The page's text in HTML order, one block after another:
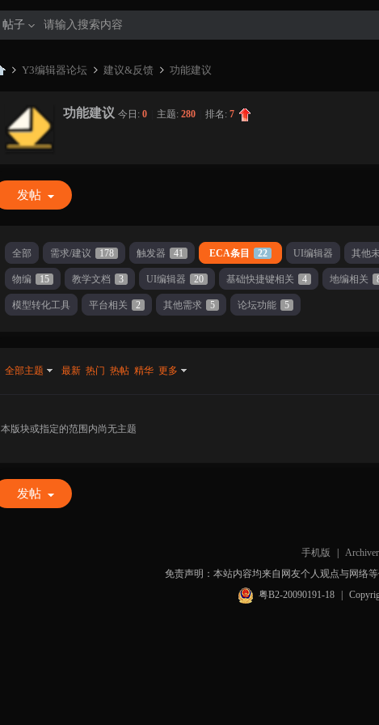
帖子
»
Y3编辑器论坛 建议&反馈 功能建议
功能建议 今日:0 主题:280 排名:7
发帖
全部 需求/建议 178 触发器 41 ECA条目 22 UI编辑器 其他
物编 15 教学文档 3 UI编辑器 20 基础快捷键相关 4 地编相关
模型转化工具 平台相关 2 其他需求 5 论坛功能 5
全部主题 最新 热门 热帖 精华 更多
本版块或指定的范围内尚无主题
发帖
手机版 Archiver
免责声明：本站内容均来自网友个人观点与网络
粤B2-20090191-18